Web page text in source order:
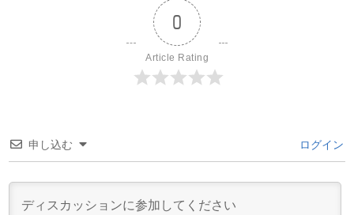
0
Article Rating
申し込む ログイン